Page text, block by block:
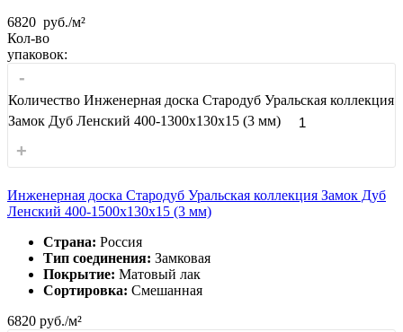
6820 руб./м²
Кол-во
упаковок:
-
Количество Инженерная доска Стародуб Уральская коллекция
Замок Дуб Ленский 400-1300x130x15 (3 мм)
+
Инженерная доска Стародуб Уральская коллекция Замок Дуб
Ленский 400-1500x130x15 (3 мм)
Страна: Россия
Тип соединения: Замковая
Покрытие: Матовый лак
Сортировка: Смешанная
6820 руб./м²